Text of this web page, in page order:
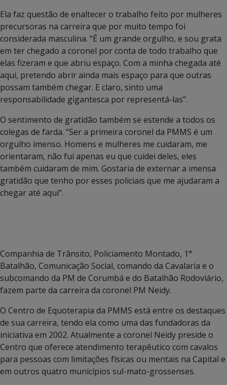
Ela faz questão de enaltecer o trabalho feito por mulheres
precursoras na carreira que por muito tempo foi
considerada masculina. “É um grande orgulho, e sou grata
em ter chegado a coronel por conta de todo trabalho que
elas fizeram e que abriu espaço. Com a minha chegada até
aqui, pretendo abrir ainda mais espaço para que outras
possam também chegar. E claro, sinto uma
responsabilidade gigantesca por representá-las”.
O sentimento de gratidão também se estende a todos os
colegas de farda. “Ser a primeira coronel da PMMS é um
orgulho imenso. Homens e mulheres me cuidaram, me
orientaram, não fui apenas eu que cuidei deles, eles
também cuidaram de mim. Gostaria de externar a imensa
gratidão que tenho por esses policiais que me ajudaram a
chegar até aqui”.
Companhia de Trânsito, Policiamento Montado, 1°
Batalhão, Comunicação Social, comando da Cavalaria e o
subcomando da PM de Corumbá e do Batalhão Rodoviário,
fazem parte da carreira da coronel PM Neidy.
O Centro de Equoterapia da PMMS está entre os destaques
de sua carreira, tendo ela como uma das fundadoras da
iniciativa em 2002. Atualmente a coronel Neidy preside o
Centro que oferece atendimento terapêutico com cavalos
para pessoas com limitações físicas ou mentais na Capital e
em outros quatro municípios sul-mato-grossenses.